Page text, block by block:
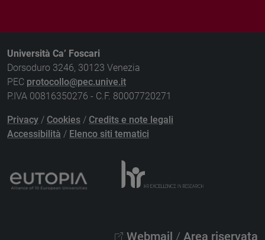
Università Ca’ Foscari
Dorsoduro 3246, 30123 Venezia
PEC protocollo@pec.unive.it
P.IVA 00816350276 - C.F. 80007720271
Privacy / Cookies / Credits e note legali
Accessibilità / Elenco siti tematici
Webmail / Area riservata